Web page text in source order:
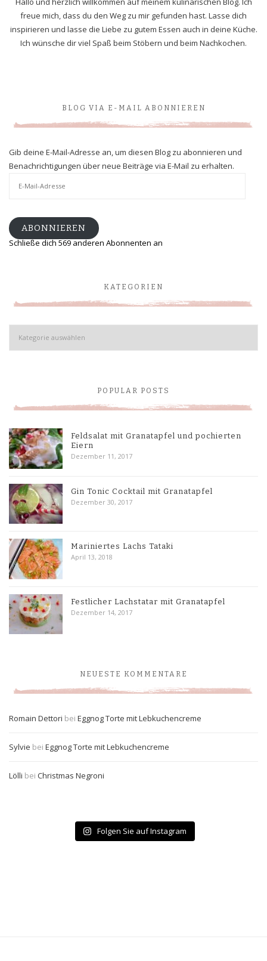
freue mich, dass du den Weg zu mir gefunden hast. Lasse dich
inspirieren und lasse die Liebe zu gutem Essen auch in deine Küche.
Ich wünsche dir viel Spaß beim Stöbern und beim Nachkochen.
BLOG VIA E-MAIL ABONNIEREN
Gib deine E-Mail-Adresse an, um diesen Blog zu abonnieren und
Benachrichtigungen über neue Beiträge via E-Mail zu erhalten.
ABONNIEREN
Schließe dich 569 anderen Abonnenten an
KATEGORIEN
Kategorien
POPULAR POSTS
Feldsalat mit Granatapfel und pochierten
Eiern
Dezember 11, 2017
Gin Tonic Cocktail mit Granatapfel
Dezember 30, 2017
Mariniertes Lachs Tataki
April 13, 2018
Festlicher Lachstatar mit Granatapfel
Dezember 14, 2017
NEUESTE KOMMENTARE
Romain Dettori bei Eggnog Torte mit Lebkuchencreme
Sylvie bei Eggnog Torte mit Lebkuchencreme
Lölli bei Christmas Negroni
Folgen Sie auf Instagram